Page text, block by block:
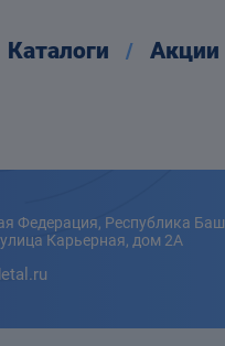
Каталоги Акции
Федерация, Республика
Карьерная, дом 2А